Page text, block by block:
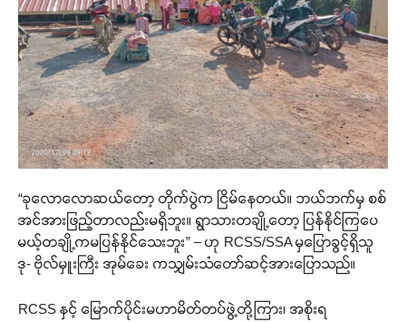
“ခုလောလောဆယ်တော့ တိုက်ပွဲက ငြိမ်နေတယ်။ ဘယ်ဘက်မှ စစ်
အင်အားဖြည့်တာလည်းမရှိဘူး။ ရွာသားတချို့တော့ ပြန်နိုင်ကြပေ
မယ့်တချို့ကမပြန်နိုင်သေးဘူး” – ဟု RCSS/SSA မှပြောခွင့်ရှိသူ
ဒု- ဗိုလ်မှူးကြီး အုမ်ခေး ကသျှမ်းသံတော်ဆင့်အားပြောသည်။
RCSS နှင့် မြောက်ပိုင်းမဟာမိတ်တပ်ဖွဲ့တို့ကြား၊ အစိုးရ